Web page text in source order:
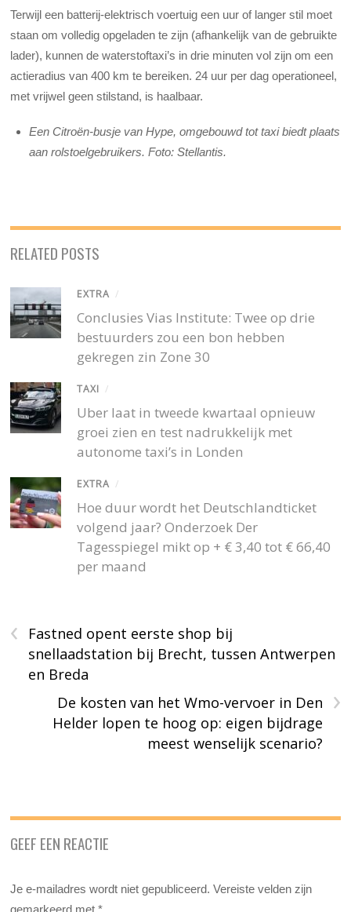
Terwijl een batterij-elektrisch voertuig een uur of langer stil moet
staan om volledig opgeladen te zijn (afhankelijk van de gebruikte
lader), kunnen de waterstoftaxi’s in drie minuten vol zijn om een
actieradius van 400 km te bereiken. 24 uur per dag operationeel,
met vrijwel geen stilstand, is haalbaar.
Een Citroën-busje van Hype, omgebouwd tot taxi biedt plaats
aan rolstoelgebruikers. Foto: Stellantis.
RELATED POSTS
EXTRA /
Conclusies Vias Institute: Twee op drie
bestuurders zou een bon hebben
gekregen zin Zone 30
TAXI /
Uber laat in tweede kwartaal opnieuw
groei zien en test nadrukkelijk met
autonome taxi’s in Londen
EXTRA /
Hoe duur wordt het Deutschlandticket
volgend jaar? Onderzoek Der
Tagesspiegel mikt op + € 3,40 tot € 66,40
per maand
‹
Fastned opent eerste shop bij
snellaadstation bij Brecht, tussen Antwerpen
en Breda
›
De kosten van het Wmo-vervoer in Den
Helder lopen te hoog op: eigen bijdrage
meest wenselijk scenario?
GEEF EEN REACTIE
Je e-mailadres wordt niet gepubliceerd. Vereiste velden zijn